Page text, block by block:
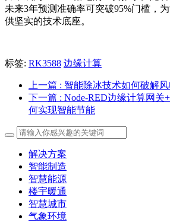
未来3年预测准确率可突破95%门槛，
供坚实的技术底座。
标签: RK3588 边缘计算
上一篇 : 智能除冰技术如何破解
下一篇 : Node-RED边缘计算网关
何实现智能节能
解决方案
智能制造
智慧能源
楼宇暖通
智慧城市
气象环境